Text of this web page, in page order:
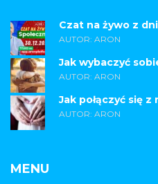
Czat na żywo z
AUTOR: ARON
Jak wybaczyć
AUTOR: ARON
Jak połączyć się
AUTOR: ARON
MENU